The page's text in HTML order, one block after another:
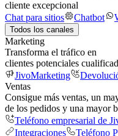
cliente excepcional
Chat para sitios
Chatbot
Todos los canales
Marketing
Transforma el tráfico en
clientes potenciales
JivoMarketing
Ventas
Consigue más ventas, un
de los pedidos y una mayor
Teléfono empresarial de
Integraciones
Teléfono